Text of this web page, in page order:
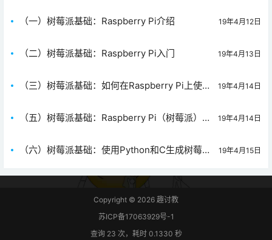
（一）树莓派基础：Raspberry Pi介绍 19年4月12日
（二）树莓派基础：Raspberry Pi入门 19年4月13日
（三）树莓派基础：如何在Raspberry Pi上使用
19年4月14日
（五）树莓派基础：Raspberry Pi（树莓派）
19年4月14日
（六）树莓派基础：使用Python和C生成树莓派
19年4月15日
Copyright © 2026 趣讨教
苏ICP备17063929号-1
查询 23 次，耗时 0.1330 秒